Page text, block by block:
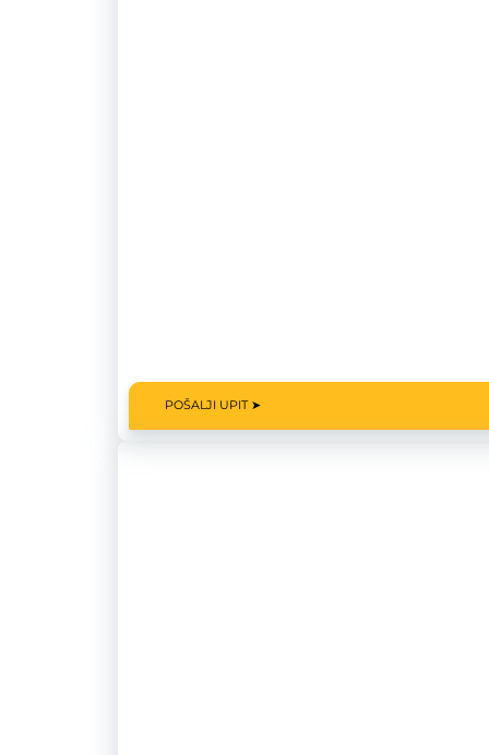
POŠALJI UPIT ➤